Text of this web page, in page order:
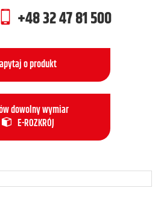
+48 32 47 81 500
o produkt
dowolny wymiar
E-ROZKRÓJ